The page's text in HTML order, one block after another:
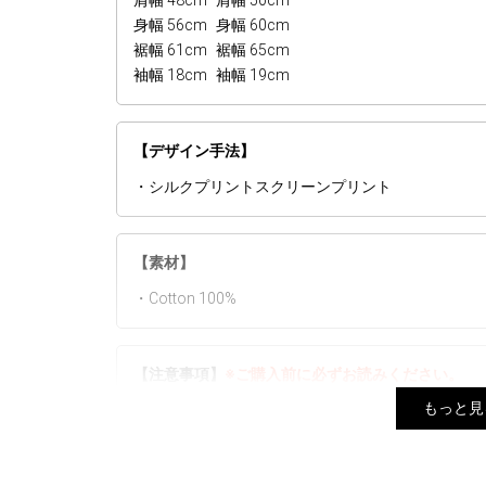
身幅 56cm
裾幅 61cm
袖幅 18cm
身幅 60cm
裾幅 65cm
袖幅 19cm
【デザイン手法】
・シルクプリントスクリーンプリント
【素材】
・Cotton 100%
▼予約商品と通常商品を同じカートでご注文の場
もっと